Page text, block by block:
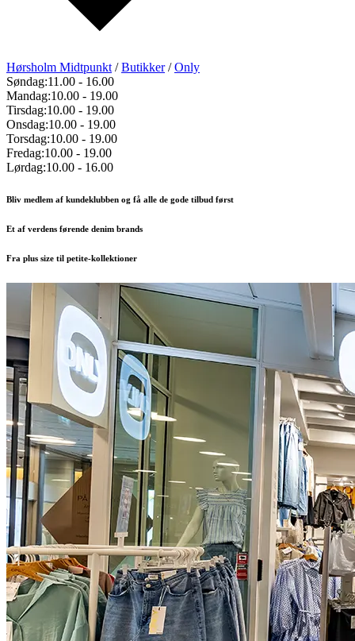
Hørsholm Midtpunkt /Butikker/Only
Søndag:11.00 - 16.00
Mandag:10.00 - 19.00
Tirsdag:10.00 - 19.00
Onsdag:10.00 - 19.00
Torsdag:10.00 - 19.00
Fredag:10.00 - 19.00
Lørdag:10.00 - 16.00
Bliv medlem af kundeklubben og få alle de gode tilbud først
Et af verdens førende denim brands
Fra plus size til petite-kollektioner